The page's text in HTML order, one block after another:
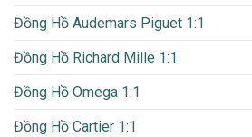
Đồng Hồ Audemars Piguet 1:1
Đồng Hồ Richard Mille 1:1
Đồng Hồ Omega 1:1
Đồng Hồ Cartier 1:1